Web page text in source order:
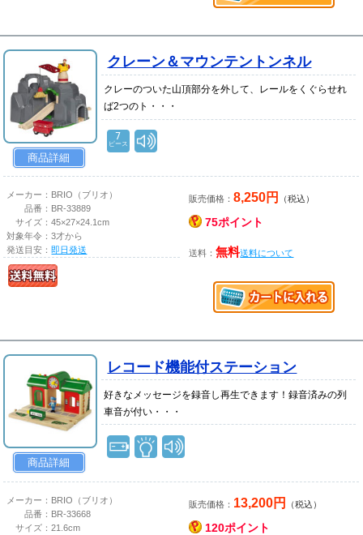
商品詳細
クレーン＆マウンテントンネル
クレーのついた山頂部分を外して、レールをくぐらせれ
ば2つのト・・・
7
ピース
メーカー： BRIO（ブリオ）
品番： BR-33889
サイズ：45×27×24.1cm
対象年令：3才から
発送目安： 即日発送
販売価格：8,250円 （税込）
75ポイント
送料：無料送料について
商品詳細
レコード機能付ステーション
好きなメッセージを録音し再生できます！録音済みの列
車音が付い・・・
メーカー： BRIO（ブリオ）
品番： BR-33668
サイズ：21.6cm
販売価格： 13,200円 （税込）
120ポイント